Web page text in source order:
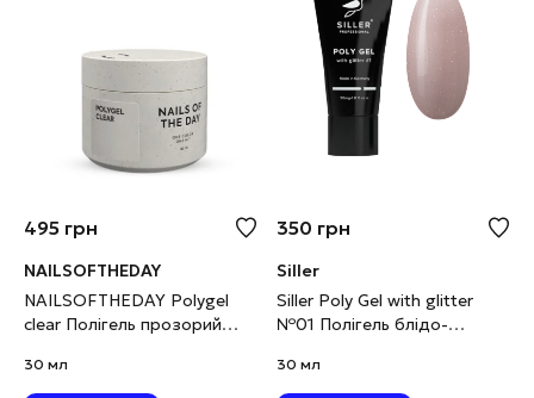
495 грн
NAILSOFTHEDAY
NAILSOFTHEDAY Polygel
clear Полігель прозорий
30 мл
350 грн
Siller
Siller Poly Gel with glitter
№01 Полігель блідо-
мл (виводиться)
30 мл